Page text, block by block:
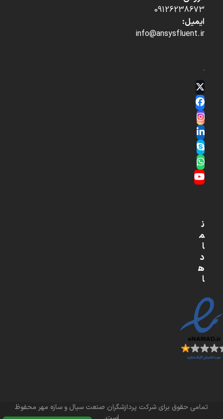
09126238673
ایمیل:
info@ansysfluent.ir
Twitter
(deprecated)
Facebook
Instagram
LinkedIn
Skype
Whatsapp
YouTube
ن
م
ا
د
ه
ا
تمامی حقوق برای شرکت پردازشگران صنعت سیال و سازه مهر محفوظ